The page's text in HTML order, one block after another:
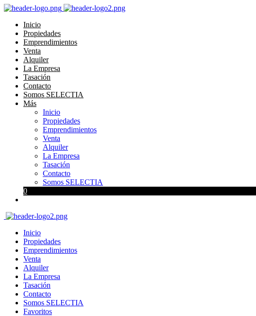
Inicio
Propiedades
Emprendimientos
Venta
Alquiler
La Empresa
Tasación
Contacto
Somos SELECTIA
Más
Inicio
Propiedades
Emprendimientos
Venta
Alquiler
La Empresa
Tasación
Contacto
Somos SELECTIA
0
Inicio
Propiedades
Emprendimientos
Venta
Alquiler
La Empresa
Tasación
Contacto
Somos SELECTIA
Favoritos